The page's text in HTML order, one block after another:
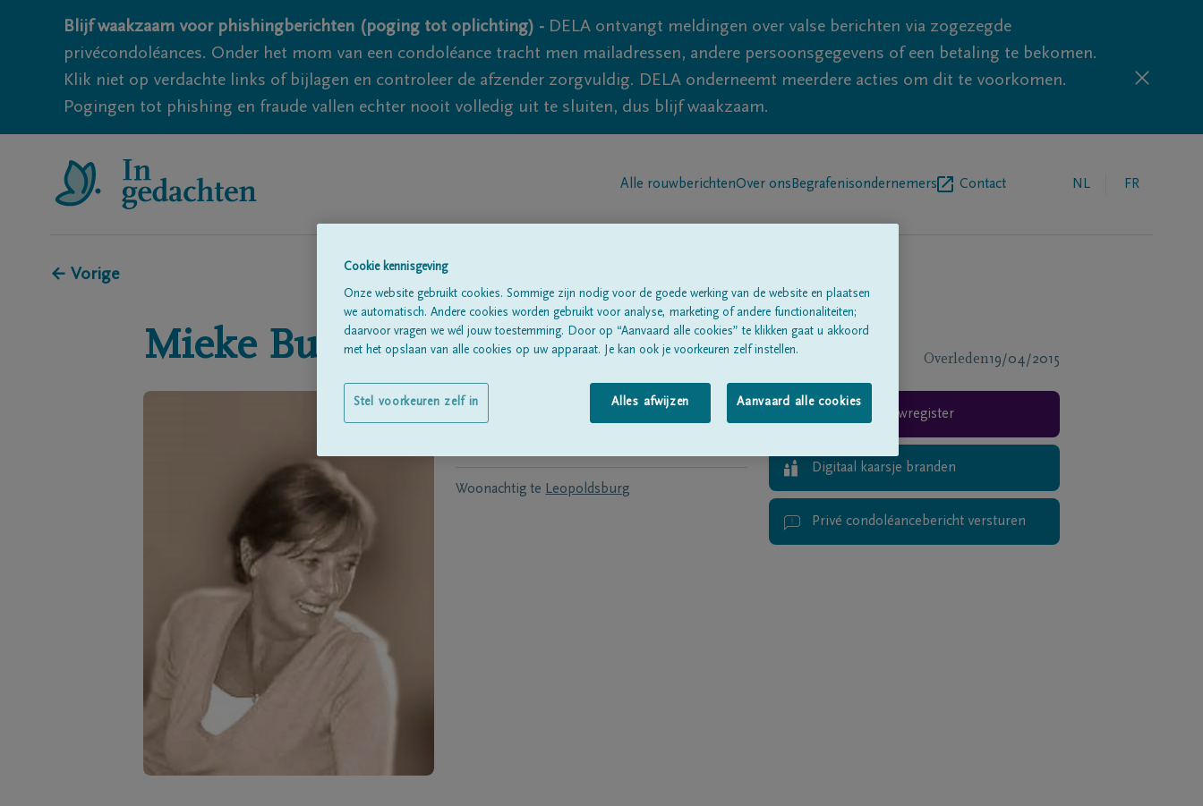
Blijf waakzaam voor phishingberichten (poging tot oplichting) - DELA ontvangt meldingen over valse berichten via zogezegde
privécondoléances. Onder het mom van een condoléance tracht men mailadressen, andere persoonsgegevens of een betaling te bekomen.
Klik niet op verdachte links of bijlagen en controleer de afzender zorgvuldig. DELA onderneemt meerdere acties om dit te voorkomen.
Pogingen tot phishing en fraude vallen echter nooit volledig uit te sluiten, dus blijf waakzaam.
Alle rouwberichtenOver ons Begrafenisondernemers Contact NL FR
← Vorige
Mieke Buedts Overleden19/04/2015
Geboren te Astrida, Rwanda op 22/08/1958
Woonachtig te Leopoldsburg
Rouwregister
Digitaal kaarsje branden
Privé condoléancebericht versturen
Cookie kennisgeving
Onze website gebruikt cookies. Sommige zijn nodig voor de goede werking van de website en plaatsen
we automatisch. Andere cookies worden gebruikt voor analyse, marketing of andere functionaliteiten;
daarvoor vragen we wél jouw toestemming. Door op “Aanvaard alle cookies” te klikken gaat u akkoord
met het opslaan van alle cookies op uw apparaat. Je kan ook je voorkeuren zelf instellen.
Alles afwijzen Aanvaard alle cookies
Stel voorkeuren zelf in